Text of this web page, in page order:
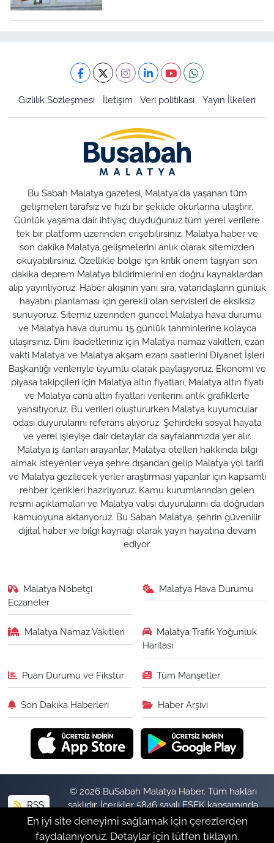
Gizlilik Sözleşmesi İletişim Veri politikası Yayın İlkeleri
Bu Sabah Malatya gazetesi, Malatya'da yaşanan tüm
gelişmeleri tarafsız ve hızlı bir şekilde okurlarına ulaştırır.
Günlük yaşama dair ihtiyaç duyduğunuz tüm yerel verilere
tek bir platform üzerinden erişebilirsiniz. Malatya haber ve
son dakika Malatya gelişmelerini anlık olarak sitemizden
okuyabilirsiniz. Özellikle bölge için kritik önem taşıyan son
dakika deprem Malatya bildirimlerini en doğru kaynaklardan
alıp yayınlıyoruz. Haber akışının yanı sıra, vatandaşların günlük
hayatını planlaması için gerekli olan servisleri de eksiksiz
sunuyoruz. Sitemiz üzerinden güncel Malatya hava durumu
ve Malatya hava durumu 15 günlük tahminlerine kolayca
ulaşırsınız. Dini ibadetleriniz için Malatya namaz vakitleri, ezan
vakti Malatya ve Malatya akşam ezanı saatlerini Diyanet İşleri
Başkanlığı verileriyle uyumlu olarak paylaşıyoruz. Ekonomi ve
piyasa takipçileri için Malatya altın fiyatları, Malatya altın fiyatı
ve Malatya canlı altın fiyatları verilerini anlık grafiklerle
yansıtıyoruz. Bu verileri oluştururken Malatya kuyumcular
odası duyurularını referans alıyoruz. Şehirdeki sosyal hayata
ve yerel işleyişe dair detaylar da sayfalarımızda yer alır.
Malatya iş ilanları arayanlar, Malatya otelleri hakkında bilgi
almak isteyenler veya şehre dışarıdan gelip Malatya yol tarifi
ve Malatya gezilecek yerler araştırması yapanlar için kapsamlı
rehber içerikleri hazırlıyoruz. Kamu kurumlarından gelen
resmi açıklamaları ve Malatya valisi duyurularını da doğrudan
kamuoyuna aktarıyoruz. Bu Sabah Malatya, şehrin güvenilir
dijital haber ve bilgi kaynağı olarak yayın hayatına devam
ediyor.
Malatya Nöbetçi
Eczaneler
Malatya Hava Durumu
Malatya Namaz Vakitleri
Malatya Trafik Yoğunluk
Haritası
Puan Durumu ve Fikstür Tüm Manşetler
Son Dakika Haberleri Haber Arşivi
RSS
© 2026 BuSabah Malatya Haber. Tüm hakları
saklıdır. İçerikler 5846 sayılı FSEK kapsamında
izinsiz kopyalanamaz.
En iyi site deneyimi sağlamak için çerezlerden
faydalanıyoruz. Detaylar için lütfen tıklayın.